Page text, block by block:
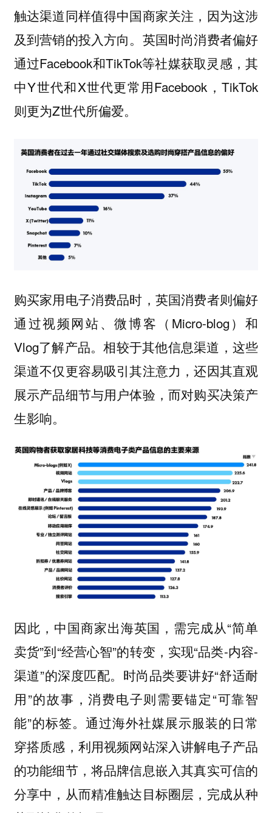
触达渠道同样值得中国商家关注，因为这涉
及到营销的投入方向。英国时尚消费者偏好
通过Facebook和TikTok等社媒获取灵感，其
中Y世代和X世代更常用Facebook，TikTok
则更为Z世代所偏爱。
购买家用电子消费品时，英国消费者则偏好
通过视频网站、微博客（Micro-blog）和
Vlog了解产品。相较于其他信息渠道，这些
渠道不仅更容易吸引其注意力，还因其直观
展示产品细节与用户体验，而对购买决策产
生影响。
因此，中国商家出海英国，需完成从“简单
卖货”到“经营心智”的转变，实现“品类-内容-
渠道”的深度匹配。时尚品类要讲好“舒适耐
用”的故事，消费电子则需要锚定“可靠智
能”的标签。通过海外社媒展示服装的日常
穿搭质感，利用视频网站深入讲解电子产品
的功能细节，将品牌信息嵌入其真实可信的
分享中，从而精准触达目标圈层，完成从种